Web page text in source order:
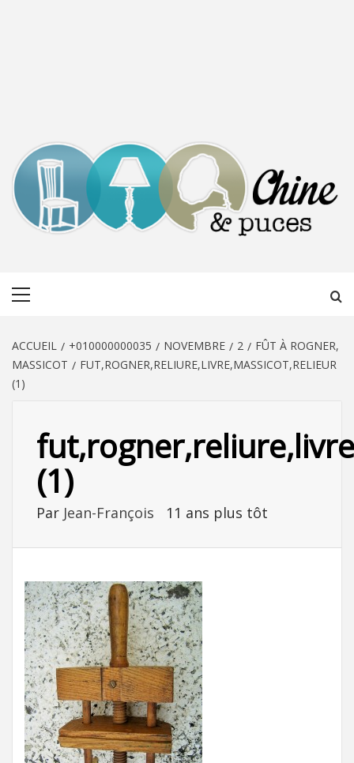
ACCUEIL +010000000035 NOVEMBRE 2
FÛT À ROGNER,
MASSICOT
FUT,ROGNER,RELIURE,LIVRE,MASSICOT,RELIEUR
(1)
(1)
Par Jean-François 11 ans plus tôt